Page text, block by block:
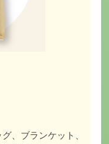
、ブランケット、